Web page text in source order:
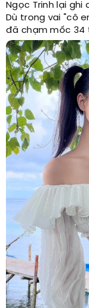
Ngọc Trinh lại ghi
Dù trong vai "cô
đã chạm mốc 34